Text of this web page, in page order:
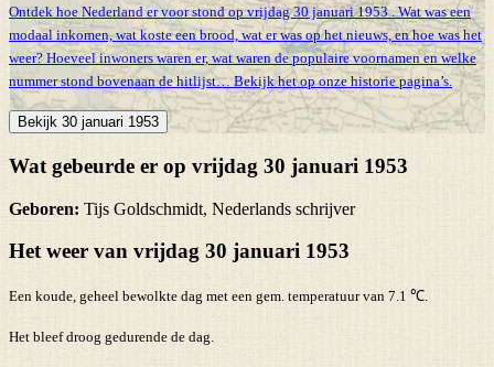
Ontdek hoe Nederland er voor stond op vrijdag 30 januari 1953 . Wat was een
modaal inkomen, wat koste een brood, wat er was op het nieuws, en hoe was het
weer? Hoeveel inwoners waren er, wat waren de populaire voornamen en welke
nummer stond bovenaan de hitlijst… Bekijk het op onze historie pagina’s.
Bekijk 30 januari 1953
Wat gebeurde er op vrijdag 30 januari 1953
Geboren: Tijs Goldschmidt, Nederlands schrijver
Het weer van vrijdag 30 januari 1953
Een koude, geheel bewolkte dag met een gem. temperatuur van 7.1 ℃.
Het bleef droog gedurende de dag.